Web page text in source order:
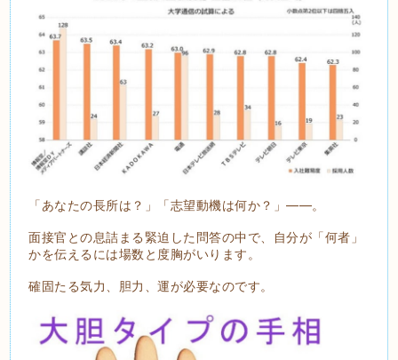
「あなたの長所は？」「志望動機は何か？」――。
面接官との息詰まる緊迫した問答の中で、自分が「何者」
かを伝えるには場数と度胸がいります。
確固たる気力、胆力、運が必要なのです。